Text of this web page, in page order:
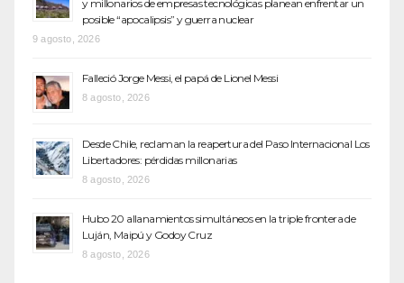
y millonarios de empresas tecnológicas planean enfrentar un
posible “apocalipsis” y guerra nuclear
9 agosto, 2026
Falleció Jorge Messi, el papá de Lionel Messi
8 agosto, 2026
Desde Chile, reclaman la reapertura del Paso Internacional Los
Libertadores: pérdidas millonarias
8 agosto, 2026
Hubo 20 allanamientos simultáneos en la triple frontera de
Luján, Maipú y Godoy Cruz
8 agosto, 2026